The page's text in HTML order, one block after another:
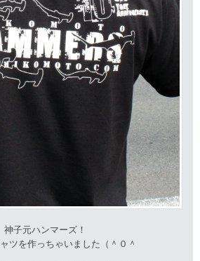
子元ハンマーズ！
ツを作っちゃいました（＾０＾